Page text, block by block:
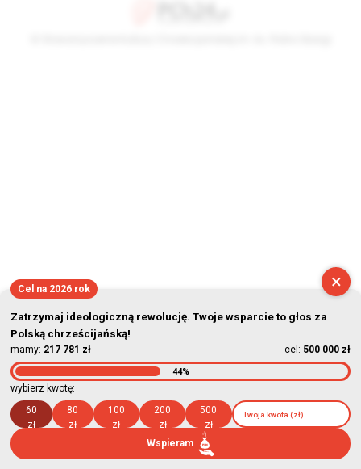
×
Cel na 2026 rok
Zatrzymaj ideologiczną rewolucję. Twoje wsparcie to głos za
Polską chrześcijańską!
mamy: 217 781 zł cel: 500 000 zł
44%
wybierz kwotę:
60
zł
80
zł
100
zł
200
zł
500
zł
Wspieram